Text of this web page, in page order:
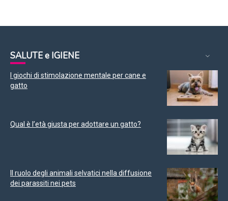
SALUTE e IGIENE
I giochi di stimolazione mentale per cane e
gatto
Qual è l’età giusta per adottare un gatto?
Il ruolo degli animali selvatici nella diffusione
dei parassiti nei pets